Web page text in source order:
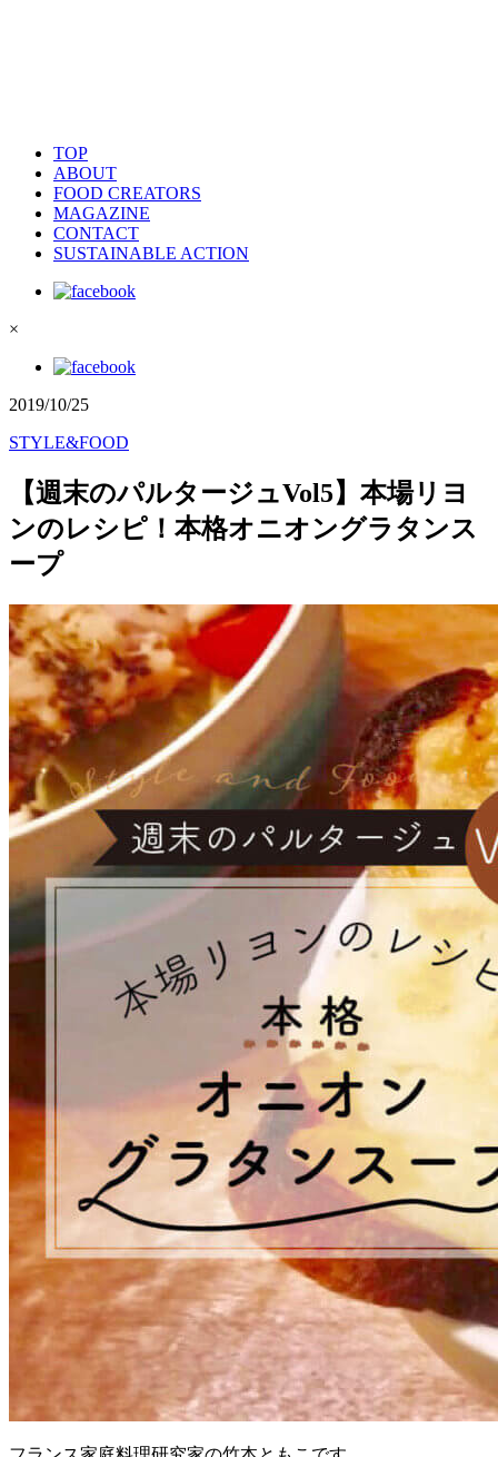
TOP
ABOUT
FOOD CREATORS
MAGAZINE
CONTACT
SUSTAINABLE ACTION
×
2019/10/25
STYLE&FOOD
【週末のパルタージュVol5】本場リヨ
ンのレシピ！本格オニオングラタンス
ープ